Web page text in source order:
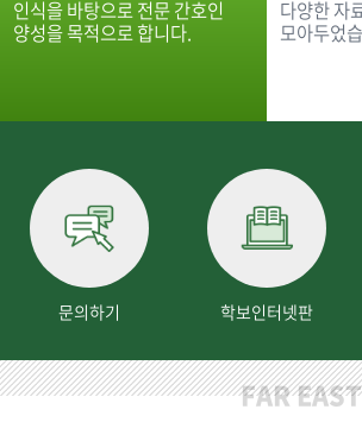
인식을 바탕으로 전문 간호인
양성을 목적으로 합니다.
다양한 자
모아두었
문의하기 학보인터넷판